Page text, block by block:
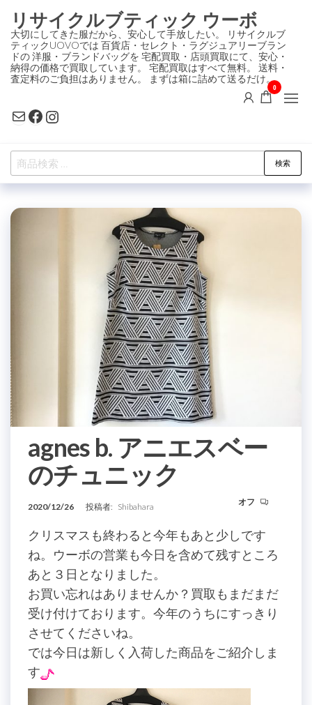
ン
テ
ン
ツ
プ
リサイクルブティック ウーボ
大切にしてきた服だから、安心して手放したい。 リサイクルブ
ティックUOVOでは 百貨店・セレクト・ラグジュアリーブラン
ドの 洋服・ブランドバッグを 宅配買取・店頭買取にて、安心・
納得の価格で買取しています。 宅配買取はすべて無料。 送料・
査定料のご負担はありません。 まずは箱に詰めて送るだけ。
MailFacebook
Instagram
0
検
索
象:
検索
agnes b. アニエスベー
のチュニック
2020/12/26 投稿者: Shibahara オフ
クリスマスも終わると今年もあと少しです
ね。ウーボの営業も今日を含めて残すところ
あと３日となりました。
お買い忘れはありませんか？買取もまだまだ
受け付けております。今年のうちにすっきり
させてくださいね。
では今日は新しく入荷した商品をご紹介しま
す